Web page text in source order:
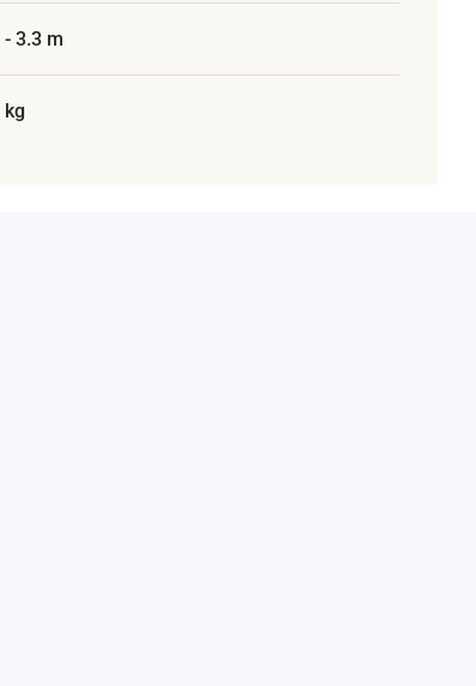
3.3 m
kg